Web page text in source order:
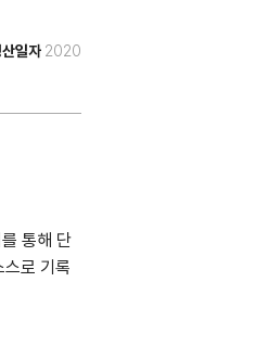
일자 2020
통해 단
로 기록